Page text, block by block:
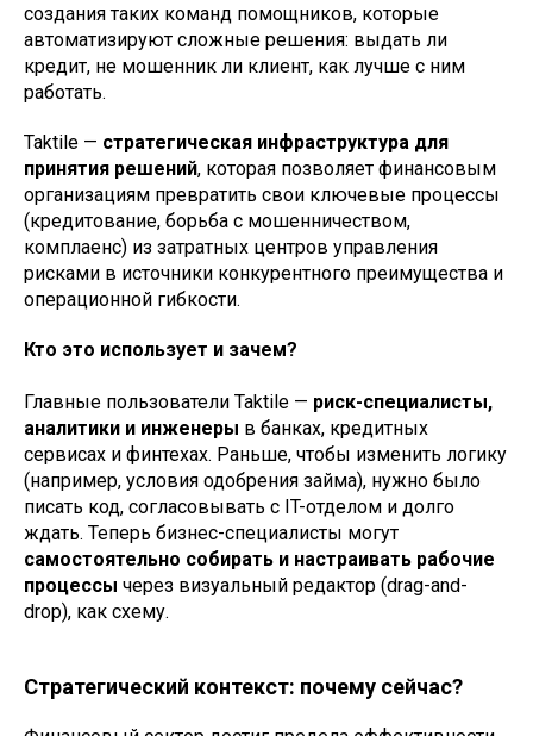
создания таких команд помощников, которые
автоматизируют сложные решения: выдать ли
кредит, не мошенник ли клиент, как лучше с ним
работать.
Taktile — стратегическая инфраструктура для
принятия решений, которая позволяет финансовым
организациям превратить свои ключевые процессы
(кредитование, борьба с мошенничеством,
комплаенс) из затратных центров управления
рисками в источники конкурентного преимущества и
операционной гибкости.
Кто это использует и зачем?
Главные пользователи Taktile — риск-специалисты,
аналитики и инженеры в банках, кредитных
сервисах и финтехах. Раньше, чтобы изменить логику
(например, условия одобрения займа), нужно было
писать код, согласовывать с IT-отделом и долго
ждать. Теперь бизнес-специалисты могут
самостоятельно собирать и настраивать рабочие
процессы через визуальный редактор (drag-and-
drop), как схему.
Стратегический контекст: почему сейчас?